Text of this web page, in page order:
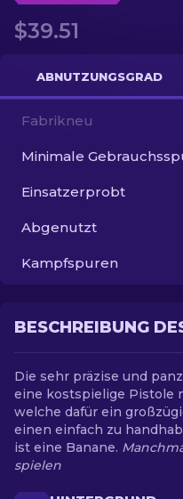
Handschuh
Kisten
Andere
$39.51
ABNUTZUNGSGRAD
Fabrikneu
Minimale
Einsatzerprobt
Abgenutzt
Kampfspuren
BESCHREIBUNG
Die sehr präzise und
eine kostspielige Pistole
welche dafür ein
einen einfach zu
ist eine Banane.
spielen